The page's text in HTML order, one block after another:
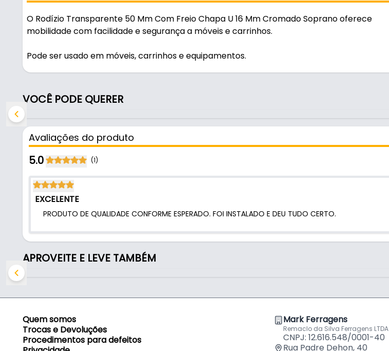
O Rodízio Transparente 50 Mm Com Freio Chapa U 16 Mm Cromado Soprano oferece
mobilidade com facilidade e segurança a móveis e carrinhos.
Pode ser usado em móveis, carrinhos e equipamentos.
fixação é feita por chapa u" 16mm.
- Marca: Soprano
- Modelo: 06080.0650.01 (com freio)
- Acabamento: Cromado
- Capacidade de Carga: 60 kg
- Diâmetro: Ø50mm
- Dimensões: Confira nas imagens
- Freio: Sim
- Fixação: Chapa U" 16mm
- Altura de base: 65mm
- Freio no giro: Não
- Forma: Construtiva
VOCÊ PODE QUERER
Avaliações do produto
5.0 (1)
EXCELENTE
PRODUTO DE QUALIDADE CONFORME ESPERADO. FOI INSTALADO E DEU TUDO CERTO.
APROVEITE E LEVE TAMBÉM
Quem somos
Trocas e Devoluções
Procedimentos para defeitos
Mark Ferragens
Remaclo da Silva Ferragens LTDA
CNPJ: 12.616.548/0001-40
Rua Padre Dehon, 40